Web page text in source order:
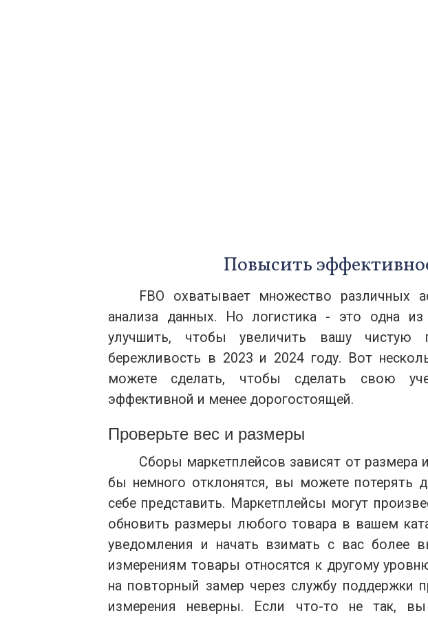
Повысить
FBO охватывает множество различных
анализа данных. Но логистика - это одна
улучшить, чтобы увеличить вашу чистую
бережливость в 2023 и 2024 году. Вот
можете сделать, чтобы сделать свою
эффективной и менее дорогостоящей.
Проверьте вес и размеры
Сборы маркетплейсов зависят от размера
бы немного отклонятся, вы можете потерять
себе представить. Маркетплейсы могут
обновить размеры любого товара в вашем
уведомления и начать взимать с вас более
измерениям товары относятся к другому
на повторный замер через службу поддержки
измерения неверны. Если что-то не так,